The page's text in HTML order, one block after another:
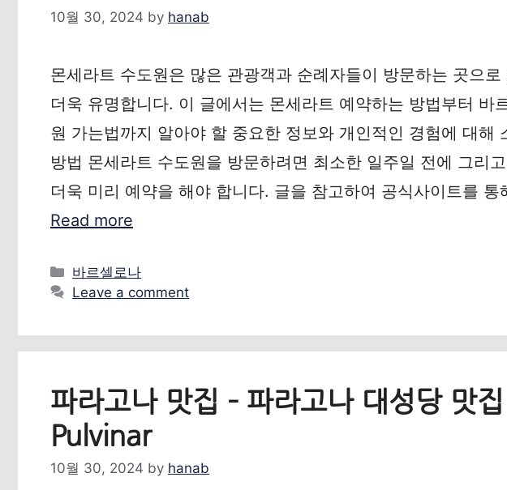
10월 30, 2024 by hanab
몬세라트 수도원은 많은 관광객과 순례자들이 방문하는 곳으
더욱 유명합니다. 이 글에서는 몬세라트 예약하는 방법부터 바
원 가는법까지 알아야 할 중요한 정보와 개인적인 경험에 대해
방법 몬세라트 수도원을 방문하려면 최소한 일주일 전에 그리
더욱 미리 예약을 해야 합니다. 글을 참고하여 공식사이트를
Read more
Categories
바르셀로나
Leave a comment
파라고나 맛집 – 파라고나 대성당 맛
Pulvinar
10월 30, 2024 by hanab